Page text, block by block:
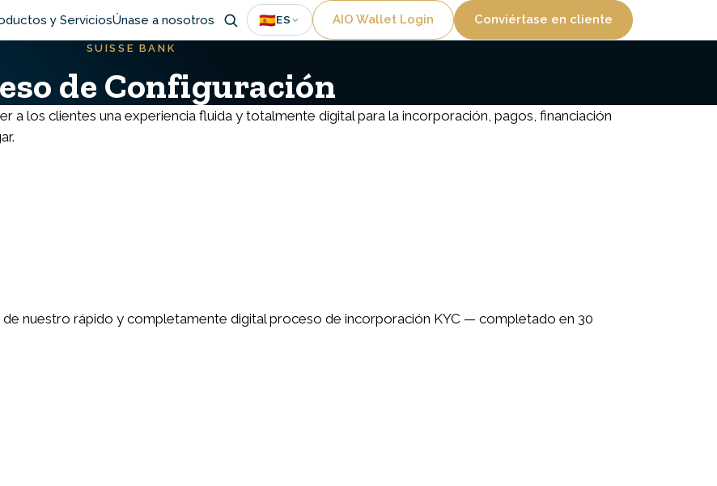
y ServiciosÚnase a nosotros 🇪🇸ES Utility
AIO Wallet Login Conviértase en cliente
SUISSE BANK
de Configuración
a los clientes una experiencia fluida y totalmente digital para la incorporación, pagos, financiación
nuestro rápido y completamente digital proceso de incorporación KYC — completado en 30